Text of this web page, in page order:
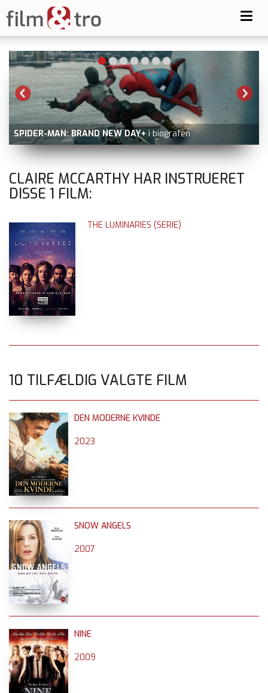
SPIDER-MAN: BRAND NEW DAY+ i biografen
CLAIRE MCCARTHY HAR INSTRUERET
DISSE 1 FILM:
THE LUMINARIES (SERIE)
10 TILFÆLDIG VALGTE FILM
DEN MODERNE KVINDE
2023
SNOW ANGELS
2007
NINE
2009